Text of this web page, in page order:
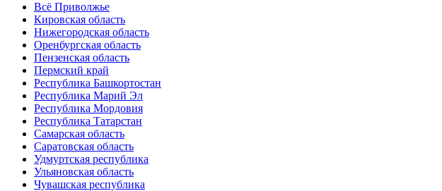
Всё Приволжье
Кировская область
Нижегородская область
Оренбургская область
Пензенская область
Пермский край
Республика Башкортостан
Республика Марий Эл
Республика Мордовия
Республика Татарстан
Самарская область
Саратовская область
Удмуртская республика
Ульяновская область
Чувашская республика